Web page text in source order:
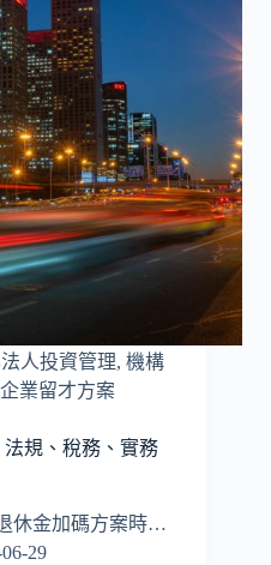
人投資管理, 機構
業留才方案
法規、稅務、實務
休金加碼方案時…
29